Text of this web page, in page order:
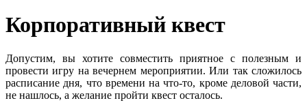
Корпоративный квест
Допустим, вы хотите совместить приятное с полезным и
провести игру на вечернем мероприятии. Или так сложилось
расписание дня, что времени на что-то, кроме деловой части,
не нашлось, а желание пройти квест осталось.